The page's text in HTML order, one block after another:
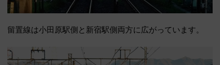
留置線は小田原駅側と新宿駅側両方に広がっています。